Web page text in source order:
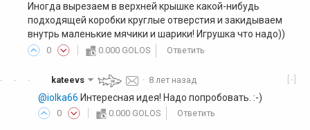
Иногда вырезаем в верхней крышке какой-нибудь
подходящей коробки круглые отверстия и закидываем
внутрь маленькие мячики и шарики! Игрушка что надо))
0 0.000 GOLOS Ответить
·
·
· [-]
kateevs · 8 лет назад
@iolka66 Интересная идея! Надо попробовать. :-)
0 0.000 GOLOS Ответить